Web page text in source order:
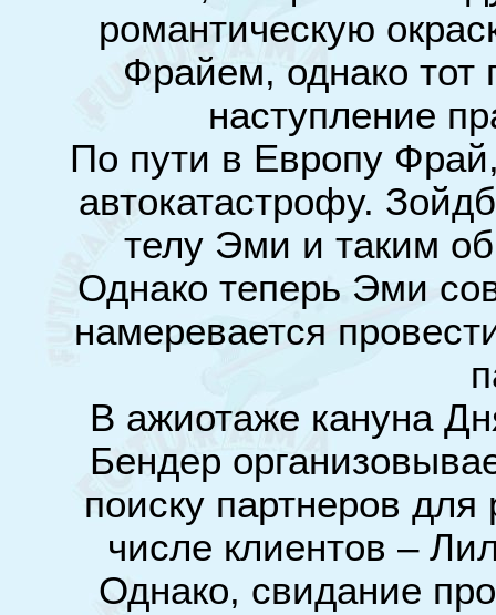
романтическую
Фрайем, однако тот
наступление
По пути в Европу
автокатастрофу.
телу Эми и таким
Однако теперь Эми
намеревается
В ажиотаже кануна
Бендер
поиску партнеров
числе клиентов –
Однако, свидание